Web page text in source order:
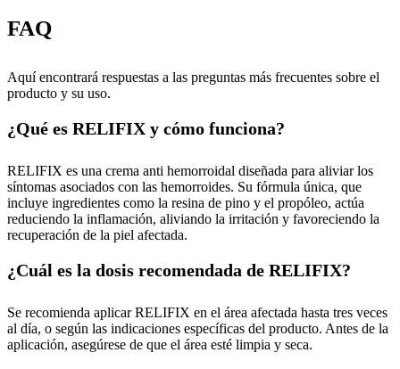
FAQ
Aquí encontrará respuestas a las preguntas más frecuentes sobre el
producto y su uso.
¿Qué es RELIFIX y cómo funciona?
RELIFIX es una crema anti hemorroidal diseñada para aliviar los
síntomas asociados con las hemorroides. Su fórmula única, que
incluye ingredientes como la resina de pino y el propóleo, actúa
reduciendo la inflamación, aliviando la irritación y favoreciendo la
recuperación de la piel afectada.
¿Cuál es la dosis recomendada de RELIFIX?
Se recomienda aplicar RELIFIX en el área afectada hasta tres veces
al día, o según las indicaciones específicas del producto. Antes de la
aplicación, asegúrese de que el área esté limpia y seca.